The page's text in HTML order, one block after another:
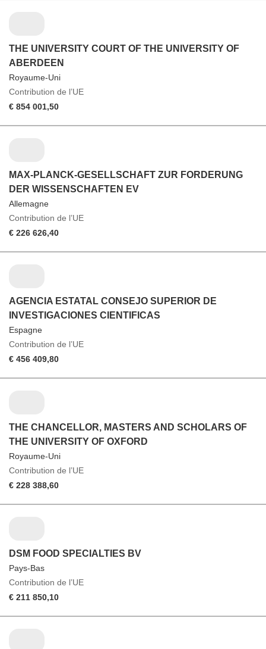
THE UNIVERSITY COURT OF THE UNIVERSITY OF
ABERDEEN
Royaume-Uni
Contribution de l’UE
€ 854 001,50
MAX-PLANCK-GESELLSCHAFT ZUR FORDERUNG
DER WISSENSCHAFTEN EV
Allemagne
Contribution de l’UE
€ 226 626,40
AGENCIA ESTATAL CONSEJO SUPERIOR DE
INVESTIGACIONES CIENTIFICAS
Espagne
Contribution de l’UE
€ 456 409,80
THE CHANCELLOR, MASTERS AND SCHOLARS OF
THE UNIVERSITY OF OXFORD
Royaume-Uni
Contribution de l’UE
€ 228 388,60
DSM FOOD SPECIALTIES BV
Pays-Bas
Contribution de l’UE
€ 211 850,10